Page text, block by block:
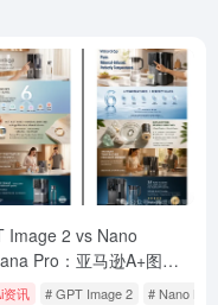
# 跨境电商AI
Image 2 vs Nano
Pro：亚马逊A+图片
怎么选？
资讯 # GPT Image 2 # Nano